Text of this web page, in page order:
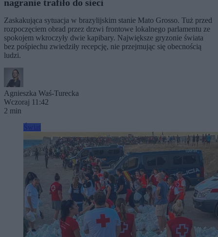
nagranie trafiło do sieci
Zaskakująca sytuacja w brazylijskim stanie Mato Grosso. Tuż przed
rozpoczęciem obrad przez drzwi frontowe lokalnego parlamentu ze
spokojem wkroczyły dwie kapibary. Największe gryzonie świata
bez pośpiechu zwiedziły recepcję, nie przejmując się obecnością
ludzi.
Agnieszka Waś-Turecka
Wczoraj 11:42
2 min